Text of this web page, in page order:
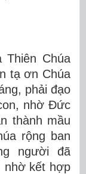
Thiên Chúa
tạ ơn Chúa
phải đạo
nhờ Ðức
thành mầu
rộng ban
người đã
nhờ kết hợp